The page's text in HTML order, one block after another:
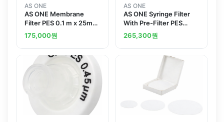
AS ONE
AS ONE Membrane
Filter PES 0.1 m x 25mm
200 Pieces
025010MFPES
175,000원
AS ONE
AS ONE Syringe Filter
With Pre-Filter PES
Polyethersulfone 13mm
0.45 mand others
265,300원